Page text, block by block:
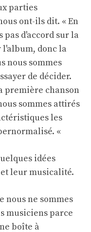
parties
ont-ils dit. « En
pas d'accord sur la
l'album, donc la
nous sommes
de décider.
première chanson
sommes attirés
les
«
idées
leur musicalité.
nous ne sommes
musiciens parce
boîte à